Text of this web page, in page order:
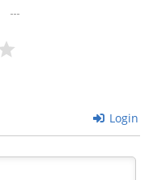
Login